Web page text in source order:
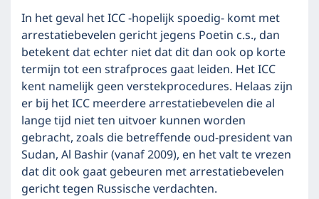
In het geval het ICC -hopelijk spoedig- komt met
arrestatiebevelen gericht jegens Poetin c.s., dan
betekent dat echter niet dat dit dan ook op korte
termijn tot een strafproces gaat leiden. Het ICC
kent namelijk geen verstekprocedures. Helaas zijn
er bij het ICC meerdere arrestatiebevelen die al
lange tijd niet ten uitvoer kunnen worden
gebracht, zoals die betreffende oud-president van
Sudan, Al Bashir (vanaf 2009), en het valt te vrezen
dat dit ook gaat gebeuren met arrestatiebevelen
gericht tegen Russische verdachten.